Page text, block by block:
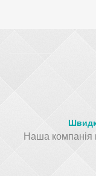
Наша компанія